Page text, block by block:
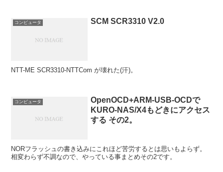
コンピュータ SCM SCR3310 V2.0
NTT-ME SCR3310-NTTCom が壊れた(汗)。
コンピュータ
OpenOCD+ARM-USB-OCDで
KURO-NAS/X4もどきにアクセス
する その2。
NORフラッシュの書き込みにこれほど苦労するとは思いもよらず。
相変わらず不調なので、やっている事まとめその2です。